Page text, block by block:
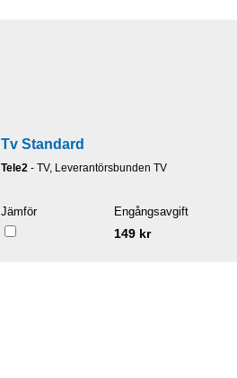
Tv Standard
Tele2 - TV, Leverantörsbunden TV
Jämför Engångsavgift
149 kr